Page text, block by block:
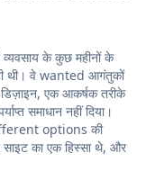
के कुछ महीनों के
थी। वे wanted आगंतुकों
डिज़ाइन, एक आकर्षक तरीके
समाधान नहीं दिया।
options की
का एक हिस्सा थे, और